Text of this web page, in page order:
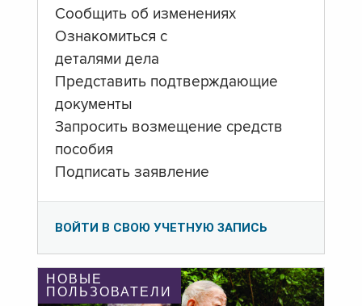
Сообщить об изменениях
Ознакомиться с
деталями дела
Представить подтверждающие
документы
Запросить возмещение средств
пособия
Подписать заявление
ВОЙТИ В СВОЮ УЧЕТНУЮ ЗАПИСЬ
НОВЫЕ
ПОЛЬЗОВАТЕЛИ